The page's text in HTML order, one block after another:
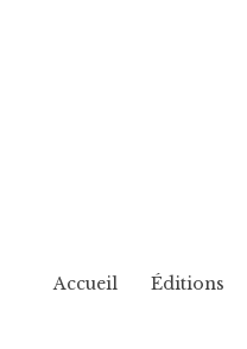
Accueil Éditions